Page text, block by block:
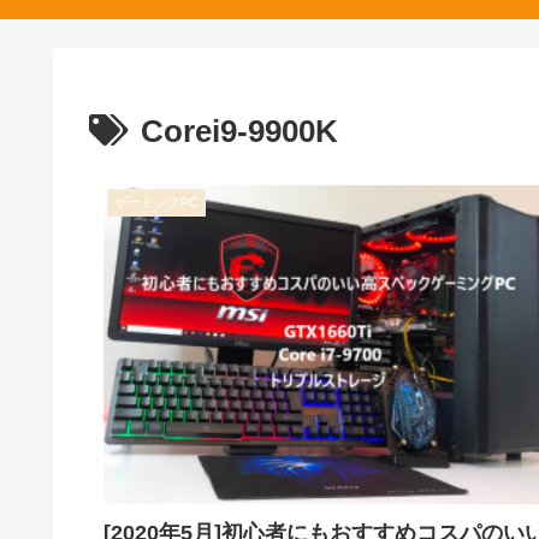
Corei9-9900K
ゲーミングPC
[2020年5月]初心者にもおすすめコスパのい